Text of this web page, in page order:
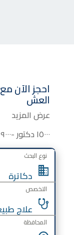
احجز الآن مع
العش
عرض المزيد
١٥٠٠٠ دكتور -٩٠٠٠ استاذ واستشاري - اكثر من ٤٠ تخصص
نوع البحث
التخصص
المحافظة